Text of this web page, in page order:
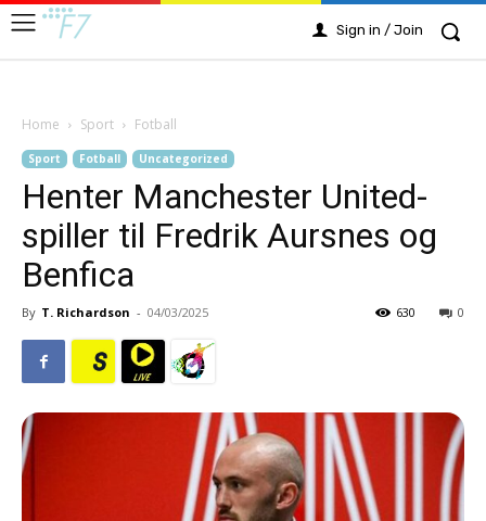
Sign in / Join
Home Sport Fotball
Sport Fotball Uncategorized
Henter Manchester United-
spiller til Fredrik Aursnes og
Benfica
By T. Richardson - 04/03/2025 0
630